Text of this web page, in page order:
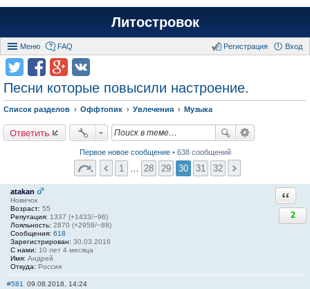
Литостровок
Меню FAQ Вход
Регистрация
Песни которые повысили настроение.
Список разделов Оффтопик Увлечения Музыка
Ответить
Первое новое сообщение• 638 сообщений
1 28 29 30 31 32
atakan
Новичок
Возраст: 55
Репутация: 1337 (+1433/−96)
Лояльность: 2870 (+2958/−88)
Сообщения: 618
Зарегистрирован: 30.03.2016
С нами: 10 лет 4 месяца
Имя: Андрей
Откуда: Россия
2
#581 09.08.2018, 14:24